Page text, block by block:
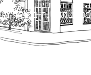
הנוסח המחייב הוא זה
כפי שתהיינה בתוקף